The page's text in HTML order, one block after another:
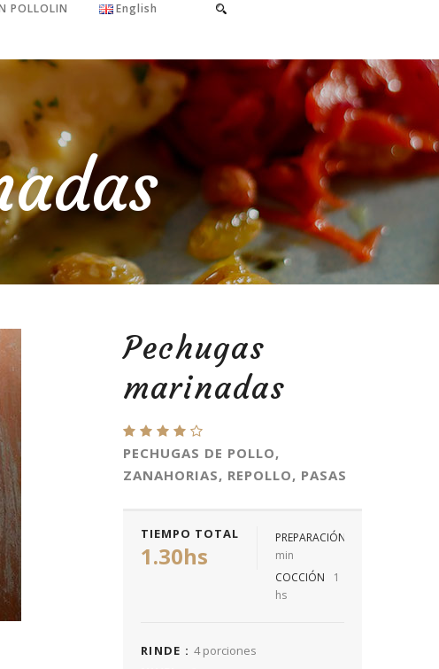
POLLOLIN English
Pechugas
marinadas
PECHUGAS DE POLLO,
ZANAHORIAS, REPOLLO, PASAS
TIEMPO TOTAL
1.30hs
PREPARACIÓN
min
COCCIÓN
1
hs
RINDE : 4 porciones